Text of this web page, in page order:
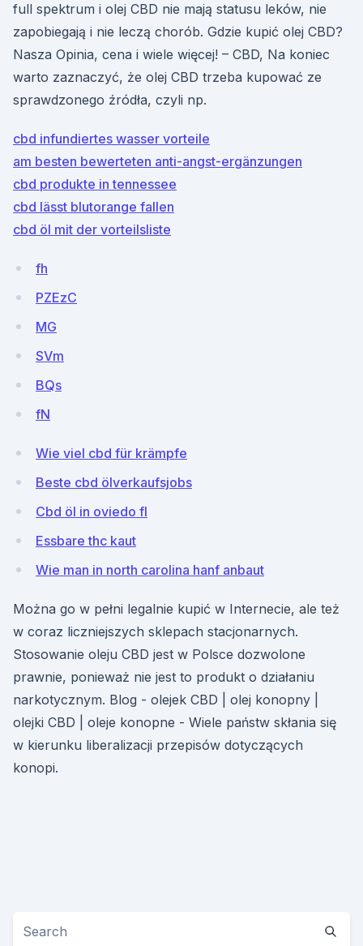
full spektrum i olej CBD nie mają statusu leków, nie
zapobiegają i nie leczą chorób. Gdzie kupić olej CBD?
Nasza Opinia, cena i wiele więcej! – CBD, Na koniec
warto zaznaczyć, że olej CBD trzeba kupować ze
sprawdzonego źródła, czyli np.
cbd infundiertes wasser vorteile
am besten bewerteten anti-angst-ergänzungen
cbd produkte in tennessee
cbd lässt blutorange fallen
cbd öl mit der vorteilsliste
fh
PZEzC
MG
SVm
BQs
fN
Wie viel cbd für krämpfe
Beste cbd ölverkaufsjobs
Cbd öl in oviedo fl
Essbare thc kaut
Wie man in north carolina hanf anbaut
Można go w pełni legalnie kupić w Internecie, ale też
w coraz liczniejszych sklepach stacjonarnych.
Stosowanie oleju CBD jest w Polsce dozwolone
prawnie, ponieważ nie jest to produkt o działaniu
narkotycznym. Blog - olejek CBD | olej konopny |
olejki CBD | oleje konopne - Wiele państw skłania się
w kierunku liberalizacji przepisów dotyczących
konopi.